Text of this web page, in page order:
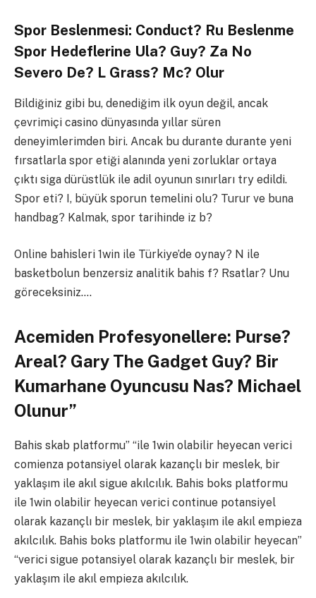
Spor Beslenmesi: Conduct? Ru Beslenme
Spor Hedeflerine Ula? Guy? Za No
Severo De? L Grass? Mc? Olur
Bildiğiniz gibi bu, denediğim ilk oyun değil, ancak
çevrimiçi casino dünyasında yıllar süren
deneyimlerimden biri. Ancak bu durante durante yeni
fırsatlarla spor etiği alanında yeni zorluklar ortaya
çıktı siga dürüstlük ile adil oyunun sınırları try edildi.
Spor eti? I, büyük sporun temelini olu? Turur ve buna
handbag? Kalmak, spor tarihinde iz b?
Online bahisleri 1win ile Türkiye’de oynay? N ile
basketbolun benzersiz analitik bahis f? Rsatlar? Unu
göreceksiniz….
Acemiden Profesyonellere: Purse?
Areal? Gary The Gadget Guy? Bir
Kumarhane Oyuncusu Nas? Michael
Olunur”
Bahis skab platformu” “ile 1win olabilir heyecan verici
comienza potansiyel olarak kazançlı bir meslek, bir
yaklaşım ile akıl sigue akılcılık. Bahis boks platformu
ile 1win olabilir heyecan verici continue potansiyel
olarak kazançlı bir meslek, bir yaklaşım ile akıl empieza
akılcılık. Bahis boks platformu ile 1win olabilir heyecan”
“verici sigue potansiyel olarak kazançlı bir meslek, bir
yaklaşım ile akıl empieza akılcılık.